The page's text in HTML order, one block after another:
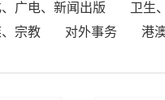
广电、新闻出版
卫生
、宗教 对外事务 港